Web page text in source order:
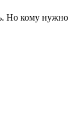
Но кому нужно